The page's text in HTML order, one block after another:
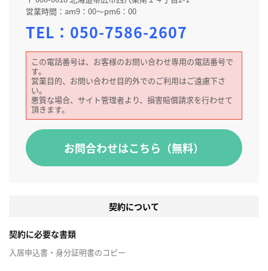
営業時間：am9：00～pm6：00
TEL： 050-7586-2607
この電話番号は、お客様のお問い合わせ専用の電話番号で
す。
営業目的、お問い合わせ目的外でのご利用はご遠慮下さ
い。
悪質な場合、サイト管理者より、損害賠償請求を行わせて
頂きます。
お問合わせはこちら（無料）
契約について
契約に必要な書類
入居申込書・身分証明書のコピー